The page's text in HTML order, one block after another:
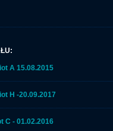
A 15.08.2015
H -20.09.2017
C - 01.02.2016